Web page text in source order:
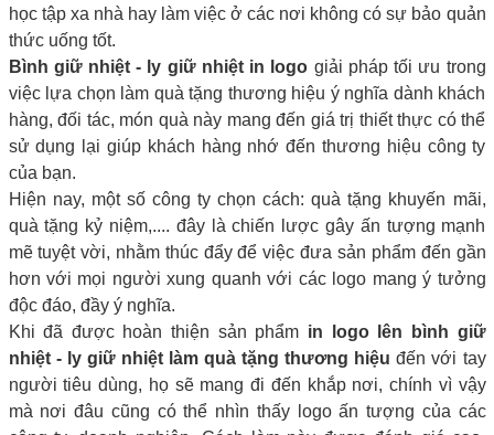
học tập xa nhà hay làm việc ở các nơi không có sự bảo quản
thức uống tốt.
Bình giữ nhiệt - ly giữ nhiệt in logo giải pháp tối ưu trong
việc lựa chọn làm quà tặng thương hiệu ý nghĩa dành khách
hàng, đối tác, món quà này mang đến giá trị thiết thực có thể
sử dụng lại giúp khách hàng nhớ đến thương hiệu công ty
của bạn.
Hiện nay, một số công ty chọn cách: quà tặng khuyến mãi,
quà tặng kỷ niệm,.... đây là chiến lược gây ấn tượng mạnh
mẽ tuyệt vời, nhằm thúc đẩy để việc đưa sản phẩm đến gần
hơn với mọi người xung quanh với các logo mang ý tưởng
độc đáo, đầy ý nghĩa.
Khi đã được hoàn thiện sản phẩm in logo lên bình giữ
nhiệt - ly giữ nhiệt làm quà tặng thương hiệu đến với tay
người tiêu dùng, họ sẽ mang đi đến khắp nơi, chính vì vậy
mà nơi đâu cũng có thể nhìn thấy logo ấn tượng của các